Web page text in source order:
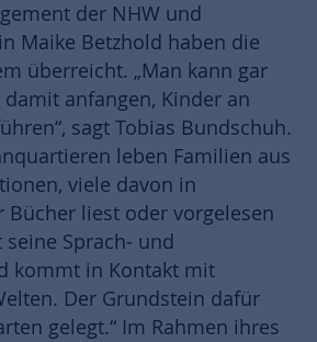
der NHW und
Maike Betzhold haben die
überreicht. „Man kann gar
anfangen, Kinder an
sagt Tobias Bundschuh.
leben Familien aus
viele davon in
Bücher liest oder vorgelesen
Sprach- und
kommt in Kontakt mit
Der Grundstein dafür
gelegt.“ Im Rahmen ihres